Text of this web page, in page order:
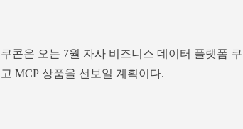
쿠콘은 오는 7월 자사 비즈니스 데이터 플랫폼
고 MCP 상품을 선보일 계획이다.